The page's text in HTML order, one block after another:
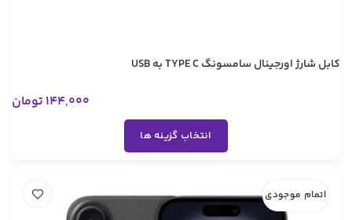
کابل شارژ اورجینال سامسونگ TYPE C به USB
144,000 تومان
انتخاب گزینه ها
اتمام موجودی